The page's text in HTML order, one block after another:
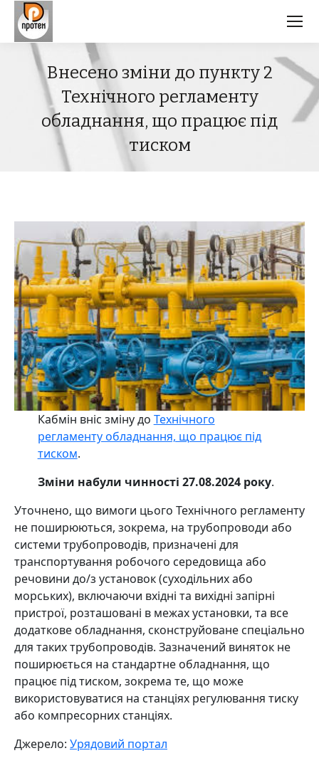
Внесено зміни до пункту 2
Технічного регламенту
обладнання, що працює під
тиском
Кабмін вніс зміну до Технічного
регламенту обладнання, що працює під
тиском.
Зміни набули чинності 27.08.2024 року.
Уточнено, що вимоги цього Технічного регламенту
не поширюються, зокрема, на трубопроводи або
системи трубопроводів, призначені для
транспортування робочого середовища або
речовини до/з установок (суходільних або
морських), включаючи вхідні та вихідні запірні
пристрої, розташовані в межах установки, та все
додаткове обладнання, сконструйоване спеціально
для таких трубопроводів. Зазначений виняток не
поширюється на стандартне обладнання, що
працює під тиском, зокрема те, що може
використовуватися на станціях регулювання тиску
або компресорних станціях.
Джерело: Урядовий портал